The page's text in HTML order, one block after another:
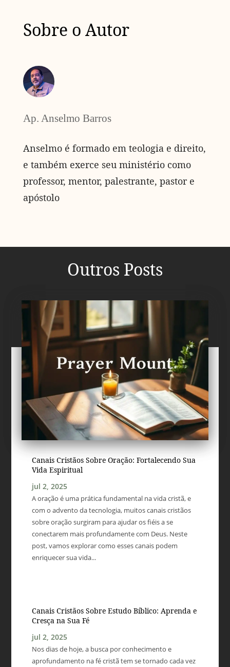
Sobre o Autor
Ap. Anselmo Barros
Anselmo é formado em teologia e direito,
e também exerce seu ministério como
professor, mentor, palestrante, pastor e
apóstolo
Outros Posts
Canais Cristãos Sobre Oração: Fortalecendo Sua
Vida Espiritual
jul 2, 2025
A oração é uma prática fundamental na vida cristã, e
com o advento da tecnologia, muitos canais cristãos
sobre oração surgiram para ajudar os fiéis a se
conectarem mais profundamente com Deus. Neste
post, vamos explorar como esses canais podem
enriquecer sua vida...
Canais Cristãos Sobre Estudo Bíblico: Aprenda e
Cresça na Sua Fé
jul 2, 2025
Nos dias de hoje, a busca por conhecimento e
aprofundamento na fé cristã tem se tornado cada vez